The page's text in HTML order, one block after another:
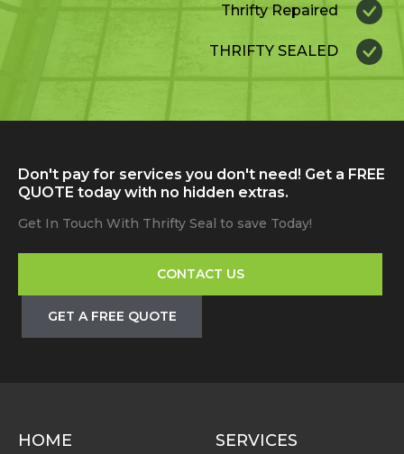
Thrifty Repaired
THRIFTY SEALED
Don't pay for services you don't need! Get a FREE
QUOTE today with no hidden extras.
Get In Touch With Thrifty Seal to save Today!
CONTACT US
GET A FREE QUOTE
HOME SERVICES